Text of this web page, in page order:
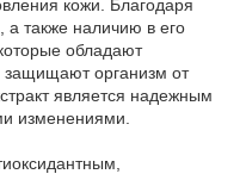
кожи. Благодаря
также наличию в его
обладают
защищают организм от
является надежным
изменениями.